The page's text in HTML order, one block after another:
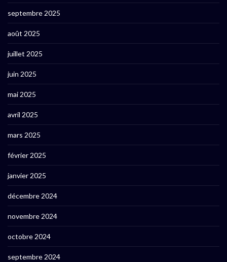
septembre 2025
août 2025
juillet 2025
juin 2025
mai 2025
avril 2025
mars 2025
février 2025
janvier 2025
décembre 2024
novembre 2024
octobre 2024
septembre 2024